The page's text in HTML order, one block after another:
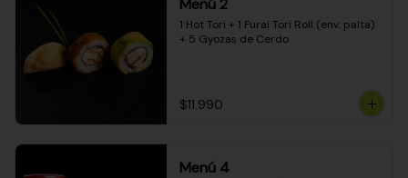
Menú 2
1 Hot Tori + 1 Furai Tori Roll (env. palta)
+ 5 Gyozas de Cerdo
$11.990
Menú 4